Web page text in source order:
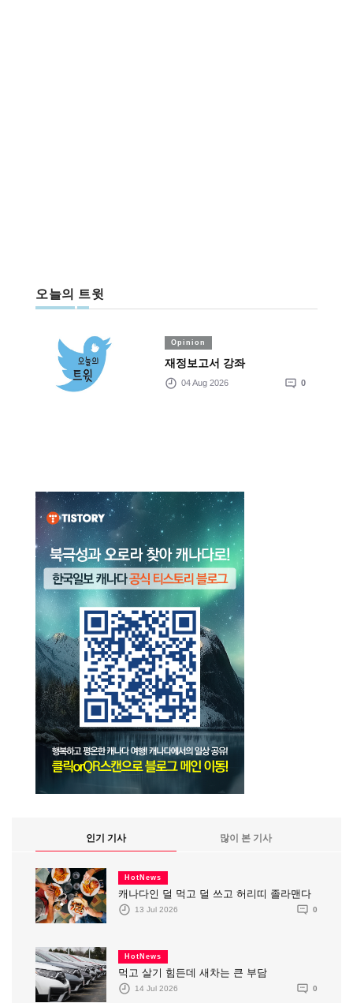
오늘의 트윗
Opinion
재정보고서 강좌
04 Aug 2026 0
인기 기사 많이 본 기사
HotNews
캐나다인 덜 먹고 덜 쓰고 허리띠 졸라맨다
13 Jul 2026 0
HotNews
먹고 살기 힘든데 새차는 큰 부담
14 Jul 2026 0